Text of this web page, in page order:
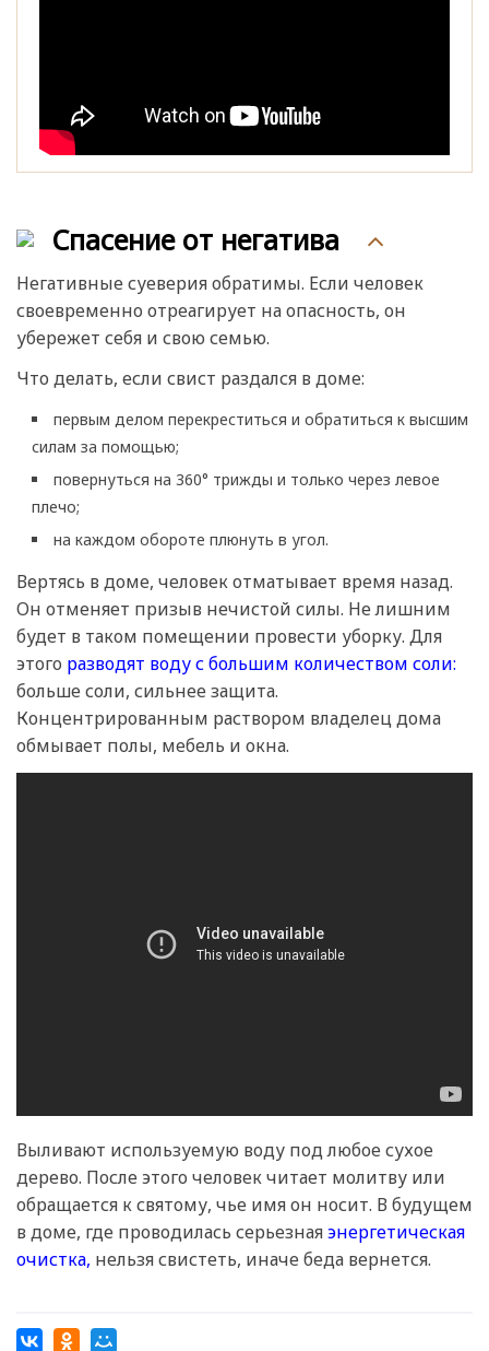
Спасение от негатива
Негативные суеверия обратимы. Если человек
своевременно отреагирует на опасность, он
убережет себя и свою семью.
Что делать, если свист раздался в доме:
первым делом перекреститься и обратиться к высшим
силам за помощью;
повернуться на 360° трижды и только через левое
плечо;
на каждом обороте плюнуть в угол.
Вертясь в доме, человек отматывает время назад.
Он отменяет призыв нечистой силы. Не лишним
будет в таком помещении провести уборку. Для
этого разводят воду с большим количеством соли:
больше соли, сильнее защита.
Концентрированным раствором владелец дома
обмывает полы, мебель и окна.
Выливают используемую воду под любое сухое
дерево. После этого человек читает молитву или
обращается к святому, чье имя он носит. В будущем
в доме, где проводилась серьезнаяэнергетическая
очистка, нельзя свистеть, иначе беда вернется.